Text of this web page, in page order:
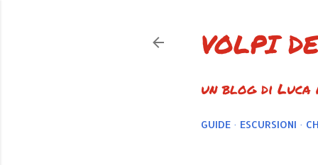
VOLPI
un blog di
GUIDE ESCURSIONI